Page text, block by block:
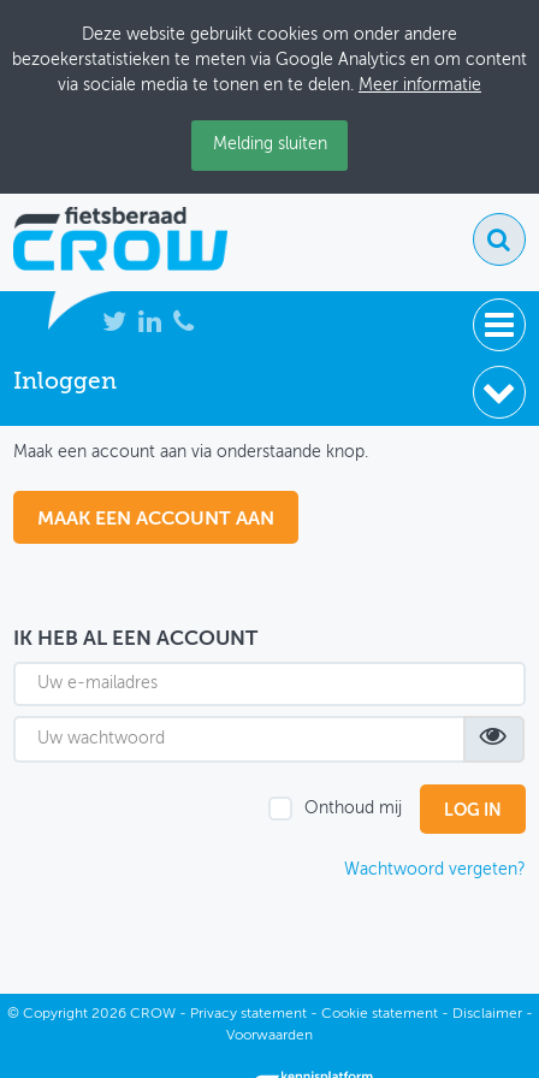
Deze website gebruikt cookies om onder andere
bezoekerstatistieken te meten via Google Analytics en om content
via sociale media te tonen en te delen. Meer informatie
Melding sluiten
NIEUWS
THEMASITES
MIJN PROFIEL
GEBRUIKER
Inloggen
Maak een account aan via onderstaande knop.
MAAK EEN ACCOUNT AAN
IK HEB AL EEN ACCOUNT
Onthoud mij
Wachtwoord vergeten?
© Copyright2026 CROW - Privacy statement- Cookie statement- Disclaimer-
Voorwaarden